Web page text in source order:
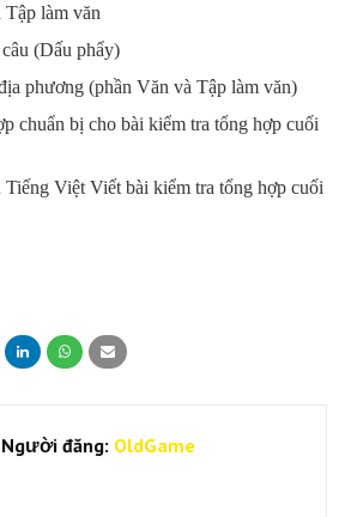
Tập làm văn
(Dấu phẩy)
phương (phần Văn và Tập làm văn)
chuẩn bị cho bài kiểm tra tổng hợp cuối
Tiếng Việt Viết bài kiểm tra tổng hợp cuối
Người đăng: OldGame